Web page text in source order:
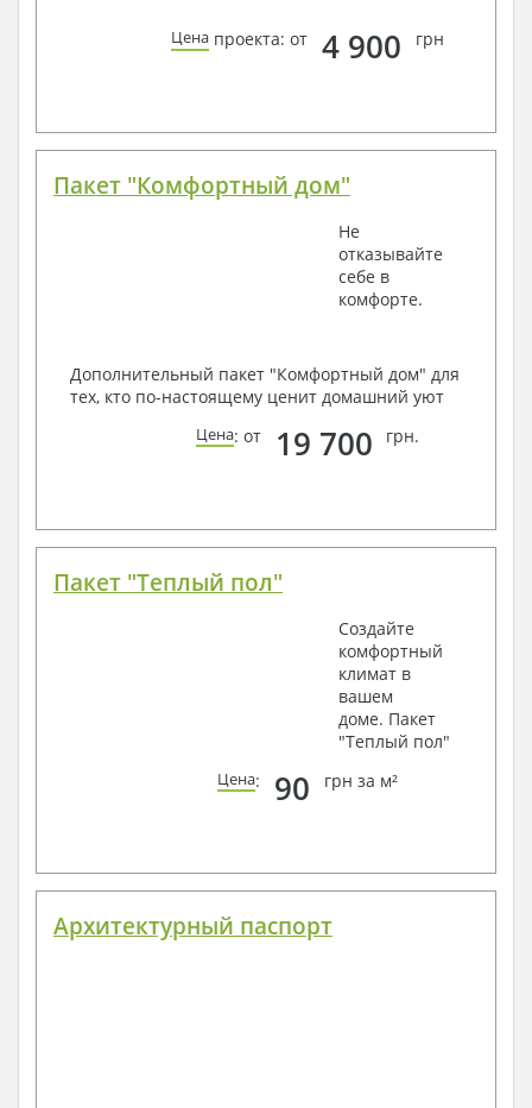
Цена проекта: от 4 900 грн
Пакет "Комфортный дом"
Не
отказывайте
себе в
комфорте.
Дополнительный пакет "Комфортный дом" для
тех, кто по-настоящему ценит домашний уют
Цена: от 19 700 грн.
Пакет "Теплый пол"
Создайте
комфортный
климат в
вашем
доме. Пакет
"Теплый пол"
Цена: 90 грн за м²
Архитектурный паспорт